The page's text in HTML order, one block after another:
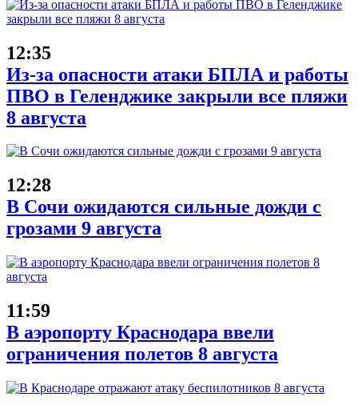
12:35
Из-за опасности атаки БПЛА и работы
ПВО в Геленджике закрыли все пляжи
8 августа
12:28
В Сочи ожидаются сильные дожди с
грозами 9 августа
11:59
В аэропорту Краснодара ввели
ограничения полетов 8 августа